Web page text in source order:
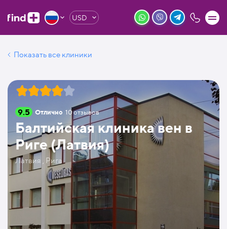
USD
Показать все клиники
9.5 Отлично 10отзывов
Балтийская клиника вен в
Риге (Латвия)
Латвия , Рига